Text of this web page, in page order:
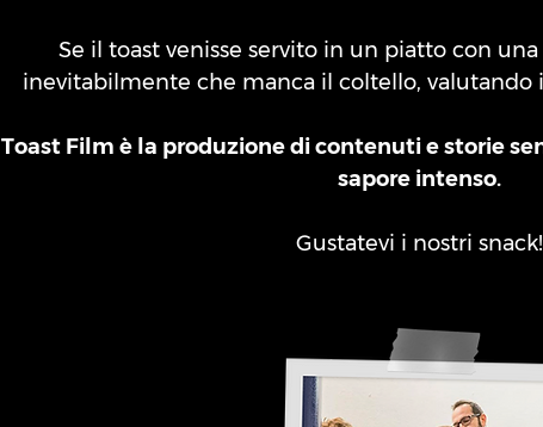
Se il toast venisse servito in un piatto con
inevitabilmente che manca il coltello, valutando
Toast Film è la produzione di contenuti e storie
sapore intenso.
Gustatevi i nostri snack!